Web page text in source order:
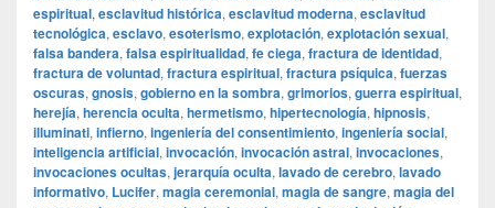
espiritual, esclavitud histórica, esclavitud moderna, esclavitud
tecnológica, esclavo, esoterismo, explotación, explotación sexual,
falsa bandera, falsa espiritualidad, fe ciega, fractura de identidad,
fractura de voluntad, fractura espiritual, fractura psíquica, fuerzas
oscuras, gnosis, gobierno en la sombra, grimorios, guerra espiritual,
herejía, herencia oculta, hermetismo, hipertecnología, hipnosis,
illuminati, infierno, ingeniería del consentimiento, ingeniería social,
inteligencia artificial, invocación, invocación astral, invocaciones,
invocaciones ocultas, jerarquía oculta, lavado de cerebro, lavado
informativo, Lucifer, magia ceremonial, magia de sangre, magia del